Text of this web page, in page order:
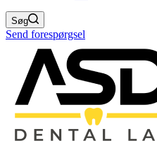
Søg
Send forespørgsel